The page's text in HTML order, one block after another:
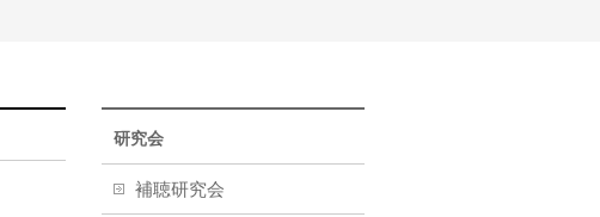
研究会
補聴研究会